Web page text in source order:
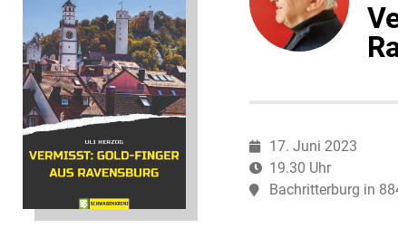
17. Juni 2023
19.30 Uhr
Bachritterburg in